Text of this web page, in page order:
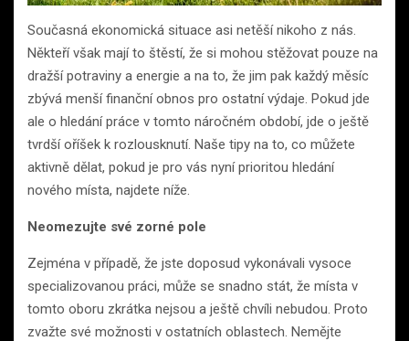
Současná ekonomická situace asi netěší nikoho z nás.
Někteří však mají to štěstí, že si mohou stěžovat pouze na
dražší potraviny a energie a na to, že jim pak každý měsíc
zbývá menší finanční obnos pro ostatní výdaje. Pokud jde
ale o hledání práce v tomto náročném období, jde o ještě
tvrdší oříšek k rozlousknutí. Naše tipy na to, co můžete
aktivně dělat, pokud je pro vás nyní prioritou hledání
nového místa, najdete níže.
Neomezujte své zorné pole
Zejména v případě, že jste doposud vykonávali vysoce
specializovanou práci, může se snadno stát, že místa v
tomto oboru zkrátka nejsou a ještě chvíli nebudou. Proto
zvažte své možnosti v ostatních oblastech. Nemějte